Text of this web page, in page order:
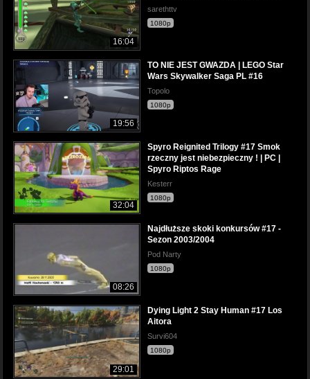
16:04
sarethttv
1080p
19:56
TO NIE JEST GWAZDA | LEGO Star
Wars Skywalker Saga PL #16
Topolo
1080p
32:04
Spyro Reignited Trilogy #17 Smok
rzeczny jest niebezpieczny ! | PC |
Spyro Riptos Rage
Kesterr
1080p
08:26
Najdłuższe skoki konkursów #17 -
Sezon 2003/2004
Pod Narty
1080p
29:01
Dying Light 2 Stay Human #17 Los
Aitora
Survi604
1080p